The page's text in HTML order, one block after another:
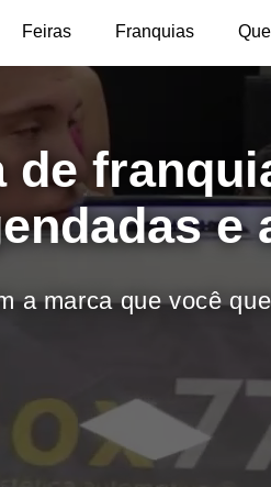
Feiras Franquias
de
e
a marca que você